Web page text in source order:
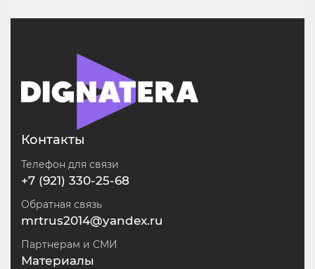
Контакты
Телефон для связи
+7 (921) 330-25-68
Обратная связь
mrtrus2014@yandex.ru
Партнерам и СМИ
Материалы